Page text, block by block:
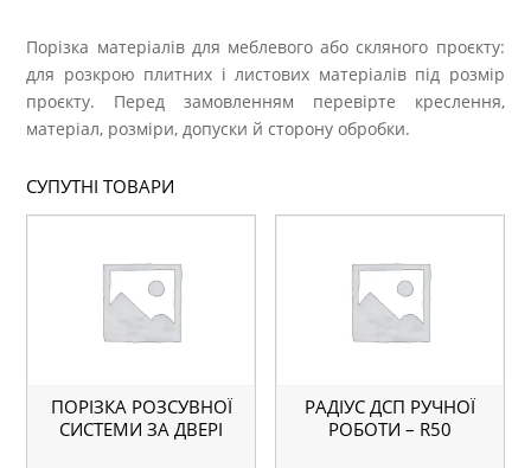
Порізка матеріалів для меблевого або скляного проєкту:
для розкрою плитних і листових матеріалів під розмір
проєкту. Перед замовленням перевірте креслення,
матеріал, розміри, допуски й сторону обробки.
СУПУТНІ ТОВАРИ
ПОРІЗКА РОЗСУВНОЇ
СИСТЕМИ ЗА ДВЕРІ
РАДІУС ДСП РУЧНОЇ
РОБОТИ – R50